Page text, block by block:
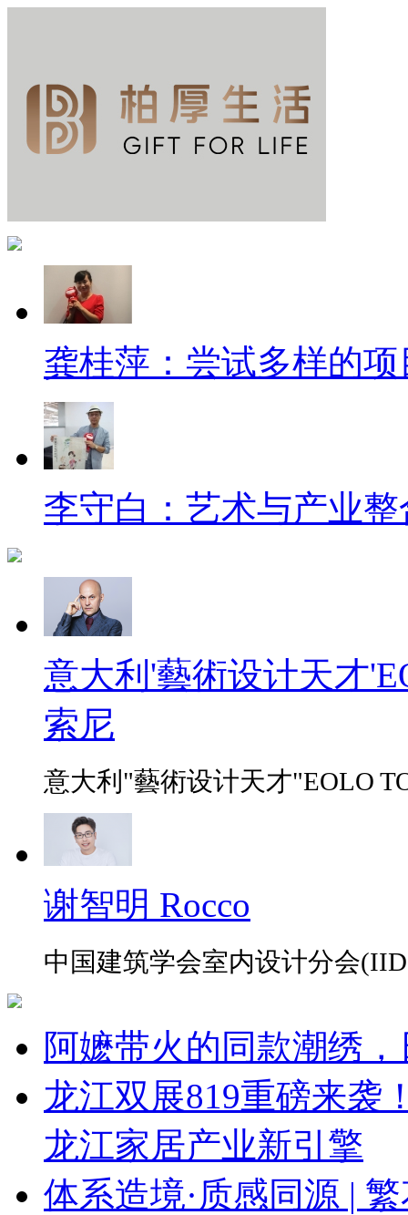
龚桂萍：尝试多样的
李守白：艺术与产业
意大利'藝術设计天才
索尼
意大利"藝術设计天才"EOLO
谢智明 Rocco
中国建筑学会室内设计分会
阿嬷带火的同款潮绣
龙江双展819重磅来袭
龙江家居产业新引擎
体系造境·质感同源 |